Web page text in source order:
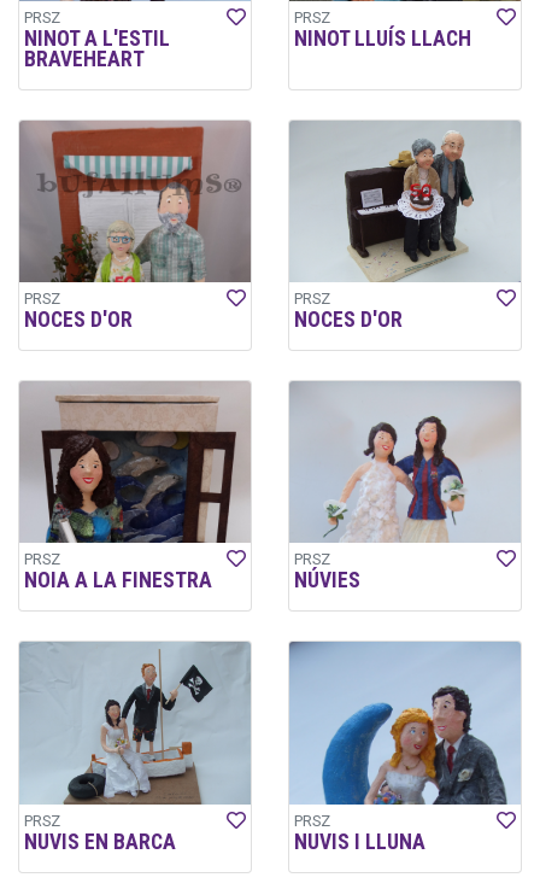
PRSZ
NINOT A L'ESTIL
BRAVEHEART
PRSZ
NINOT LLUÍS LLACH
PRSZ
NOCES D'OR
PRSZ
NOCES D'OR
PRSZ
NOIA A LA FINESTRA
PRSZ
NÚVIES
PRSZ
NUVIS EN BARCA
PRSZ
NUVIS I LLUNA